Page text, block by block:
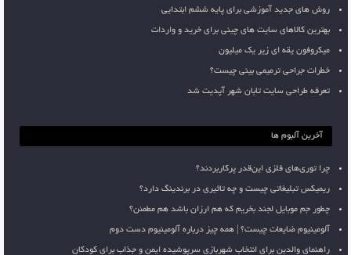
روش های جدید آموزشی برای پایه ششم ابتدایی
بهترین کالاهای سایت های چینی برای خرید و واردات
میکروفون یقه ای زیر یک میلیون
خطرات جراحی ترمیمی بینی چیست؟
تعرفه طراحی سایت تابان شهر آپدیت شد
آخرین آلبوم ها
چرا توری‌های فلزی این‌قدر پرکاربردند؟
ریمیکس تبلیغاتی چیست و چه تاثیری در برندینگ دارد؟
چطور جم موبایل لجند بخریم که هم ارزان باشد هم مطمئن؟
آلومینیوم ضایعات چیست؟ | همه چیز درباره آلومینیوم دست دوم
راهنمای والدین برای انتخاب شهربازی سرپوشیده ایمن و جذاب برای کودکان